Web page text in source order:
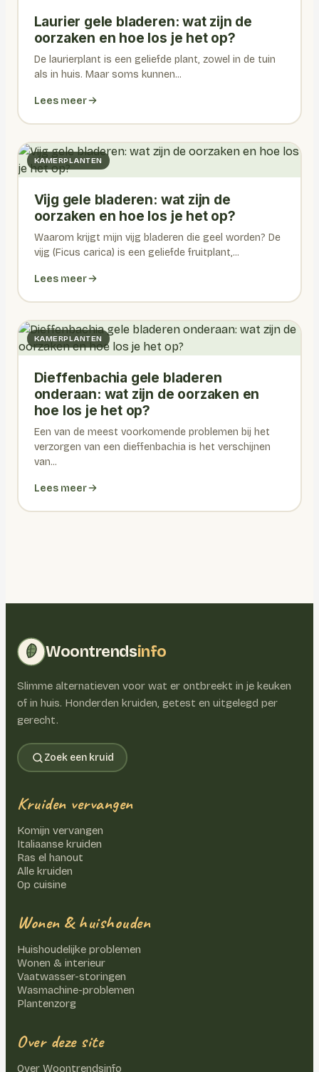
Laurier gele bladeren: wat zijn de
oorzaken en hoe los je het op?
De laurierplant is een geliefde plant, zowel in de tuin
als in huis. Maar soms kunnen...
Lees meer
KAMERPLANTEN
Vijg gele bladeren: wat zijn de
oorzaken en hoe los je het op?
Waarom krijgt mijn vijg bladeren die geel worden? De
vijg (Ficus carica) is een geliefde fruitplant,...
Lees meer
KAMERPLANTEN
Dieffenbachia gele bladeren
onderaan: wat zijn de oorzaken en
hoe los je het op?
Een van de meest voorkomende problemen bij het
verzorgen van een dieffenbachia is het verschijnen
van...
Lees meer
Woontrendsinfo
Slimme alternatieven voor wat er ontbreekt in je keuken
of in huis. Honderden kruiden, getest en uitgelegd per
gerecht.
Zoek een kruid
Kruiden vervangen
Komijn vervangen
Italiaanse kruiden
Ras el hanout
Alle kruiden
Op cuisine
Wonen & huishouden
Huishoudelijke problemen
Wonen & interieur
Vaatwasser-storingen
Wasmachine-problemen
Plantenzorg
Over deze site
Over Woontrendsinfo